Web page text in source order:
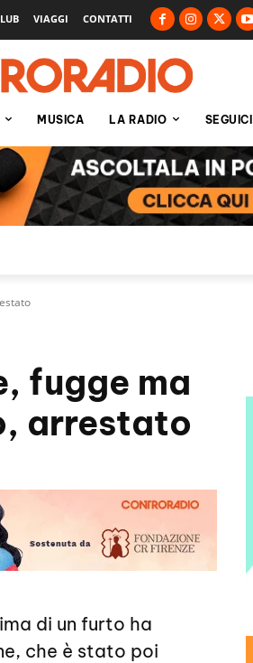
VIAGGI CONTATTI
MUSICA LA RADIO SEGUICI
fugge ma
arrestato
di un furto ha
che è stato poi